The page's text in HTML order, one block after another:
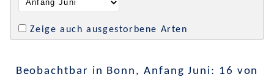
Zeige auch ausgestorbene Arten
Beobachtbar in Bonn, Anfang Juni: 16 von